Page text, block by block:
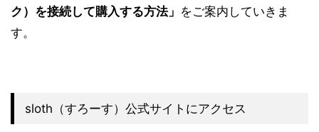
ク）を接続して購入する方法」 をご案内していきま
す。
sloth（すろーす）公式サイトにアクセス